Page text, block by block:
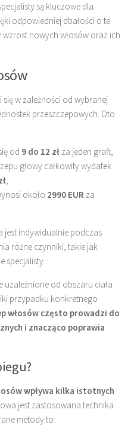
są kluczowe dla
odpowiedniej dbałości o te
nowych włosów oraz ich
się w zależności od wybranej
przeszczepowych. Oto
od 9 do 12 zł za jeden graft,
głowy całkowity wydatek
,
około 2990 EUR za
jest indywidualnie podczas
różne czynniki, takie jak
specjalisty.
od obszaru ciała
przypadku konkretnego
włosów często prowadzi do
i znacząco poprawia
wpływa kilka istotnych
jest zastosowana technika
metody to: